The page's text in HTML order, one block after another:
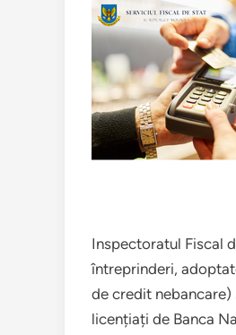
Inspectoratul Fiscal
întreprinderi,
de credit
licențiați de Banca